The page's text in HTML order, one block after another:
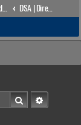
Direcciones Administrativas
DSA | Dirección de Sanidad Marítima
BuscarBúsqueda